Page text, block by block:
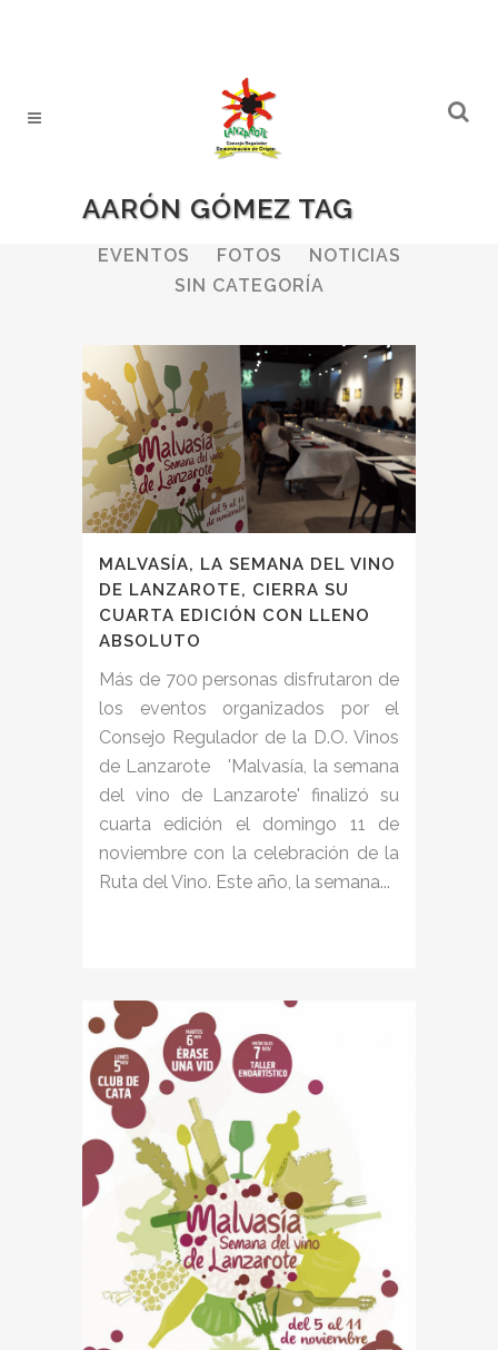
AARÓN GÓMEZ TAG
ALL BODEGAS
BOLETINES
EVENTOS
FOTOS
NOTICIAS
SIN CATEGORÍA
MALVASÍA, LA SEMANA DEL VINO
DE LANZAROTE, CIERRA SU
CUARTA EDICIÓN CON LLENO
ABSOLUTO
Más de 700 personas disfrutaron de
los eventos organizados por el
Consejo Regulador de la D.O. Vinos
de Lanzarote 'Malvasía, la semana
del vino de Lanzarote' finalizó su
cuarta edición el domingo 11 de
noviembre con la celebración de la
Ruta del Vino. Este año, la semana...